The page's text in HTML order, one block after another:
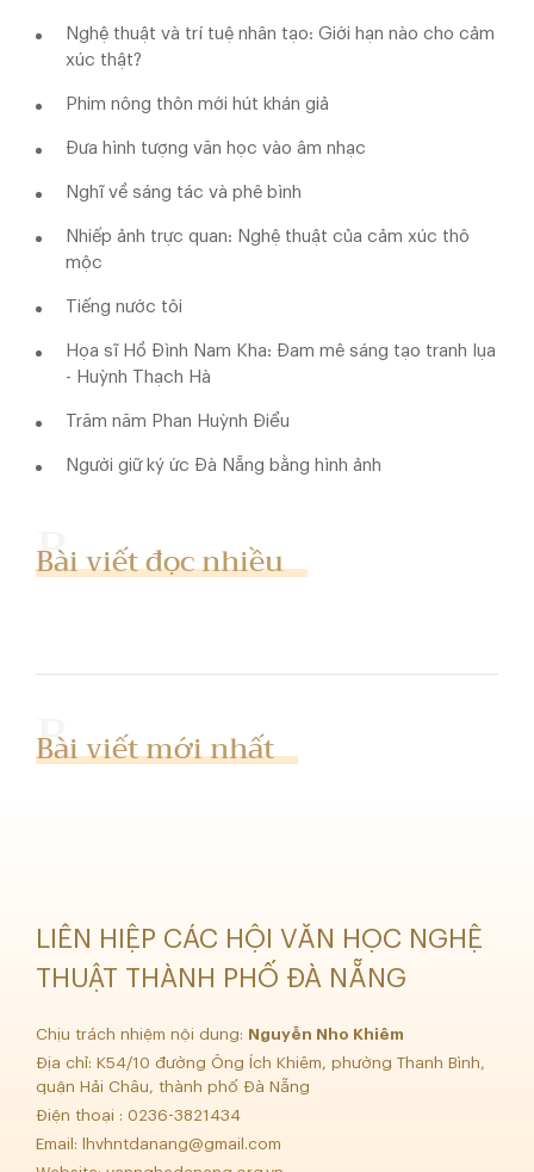
Nghệ thuật và trí tuệ nhân tạo: Giới hạn nào cho cảm
xúc thật?
Phim nông thôn mới hút khán giả
Đưa hình tượng văn học vào âm nhạc
Nghĩ về sáng tác và phê bình
Nhiếp ảnh trực quan: Nghệ thuật của cảm xúc thô
mộc
Tiếng nước tôi
Họa sĩ Hồ Đình Nam Kha: Đam mê sáng tạo tranh lụa
- Huỳnh Thạch Hà
Trăm năm Phan Huỳnh Điểu
Người giữ ký ức Đà Nẵng bằng hình ảnh
Bài viết đọc nhiều
Bài viết mới nhất
LIÊN HIỆP CÁC HỘI VĂN HỌC NGHỆ
THUẬT THÀNH PHỐ ĐÀ NẴNG
Chịu trách nhiệm nội dung:
Nguyễn Nho Khiêm
Địa chỉ: K54/10 đường Ông Ích Khiêm, phường Thanh Bình,
quận Hải Châu, thành phố Đà Nẵng
Điện thoại : 0236-3821434
Email:
lhvhntdanang@gmail.com